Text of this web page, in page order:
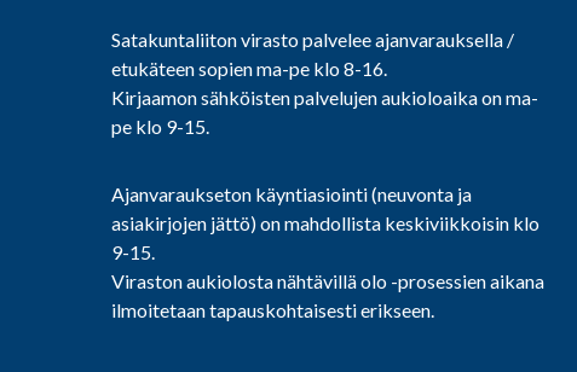
Satakuntaliiton virasto palvelee ajanvarauksella /
etukäteen sopien ma-pe klo 8-16.
Kirjaamon sähköisten palvelujen aukioloaika on ma-
pe klo 9-15.
Ajanvaraukseton käyntiasiointi (neuvonta ja
asiakirjojen jättö) on mahdollista keskiviikkoisin klo
9-15.
Viraston aukiolosta nähtävillä olo -prosessien aikana
ilmoitetaan tapauskohtaisesti erikseen.